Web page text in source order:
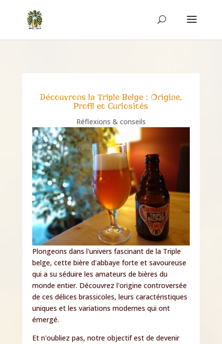
Découvrons la Triple Belge : Origine,
Profil et Curiosités
Réflexions & conseils
Plongeons dans l'univers fascinant de la Triple
belge, cette bière d'abbaye forte et savoureuse
qui a su séduire les amateurs de bières du
monde entier. Découvrez l'origine controversée
de ces délices brassicoles, leurs caractéristiques
uniques et les variations modernes qui ont
émergé.
Et n'oubliez pas, notre objectif est de devenir